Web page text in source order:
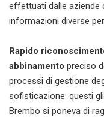
effettuati dalle aziende
informazioni diverse
Rapido
abbinamento preciso
processi di gestione
sofisticazione: questi
Brembo si poneva di